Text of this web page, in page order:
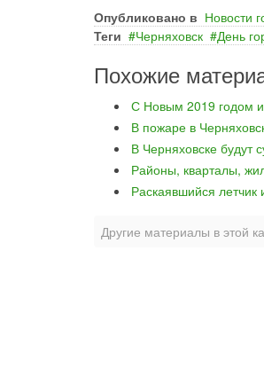
Опубликовано в Новости
Теги
Черняховск День
Похожие
С Новым 2019 годом
В пожаре в
В Черняховске будут
Районы, кварталы,
Раскаявшийся летчик
Другие материалы в этой